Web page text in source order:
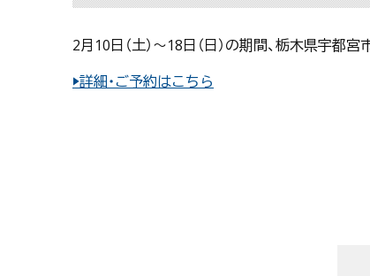
2月10日（土）〜18日（日）の期間、栃木県宇都
▶詳細・ご予約はこちら